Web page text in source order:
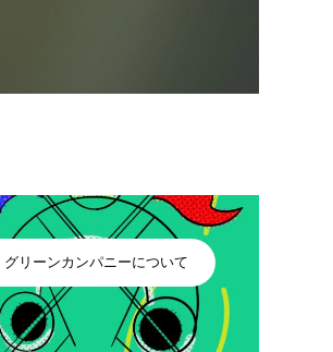
グリーンカンパニーについて